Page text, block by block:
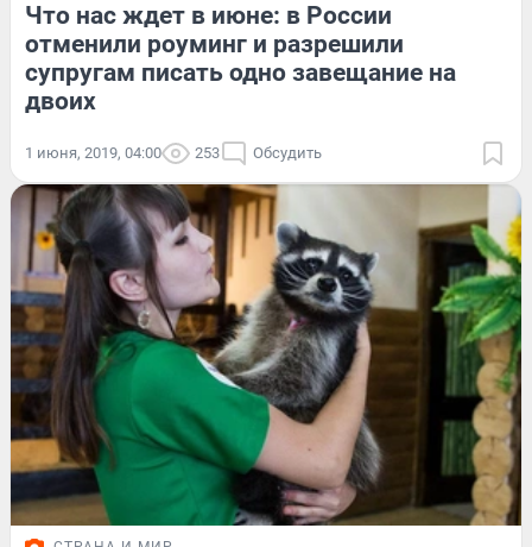
Что нас ждет в июне: в России
отменили роуминг и разрешили
супругам писать одно завещание на
двоих
1 июня, 2019, 04:00 253 Обсудить